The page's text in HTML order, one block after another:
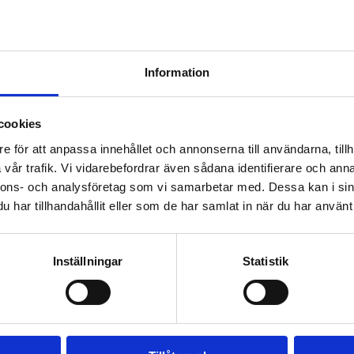
Information
för att anpassa innehållet och annonserna till användarna,
trafik. Vi vidarebefordrar även sådana identifierare och
och analysföretag som vi samarbetar med. Dessa kan i
har tillhandahållit eller som de har samlat in när du har
Inställningar Statistik
bli mer hållbara har ett lagförslag lagts fram. Lagen föreslås träda
för att komma till rätta med ett företags ekonomiska problem ska
chanserna till fortsatt verksamhet,
enklare och billigare alternativ till rekonstruktionsplan,
i förtid, till exempel ett kostsamt hyresavtal,
under tillsyn,
till färre tingsrätter än i dag.
av frågor som är mer komplicerade än i dagens
och lönegarantin.
företag för att komma på rätt bana igen. Freja Partner vill i
om juridik och hur du säkrar din betalning. Detta är givetvis